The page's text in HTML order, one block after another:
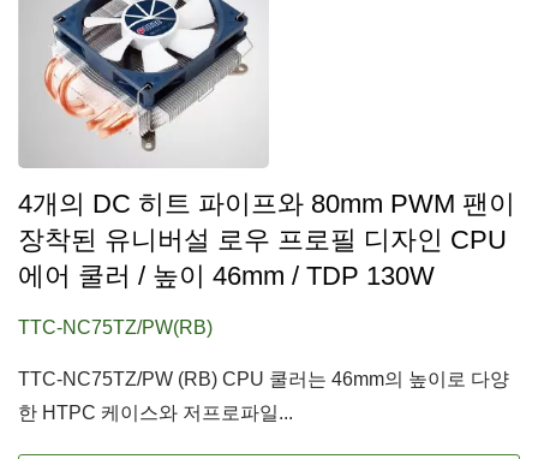
4개의 DC 히트 파이프와 80mm PWM 팬이
장착된 유니버설 로우 프로필 디자인 CPU
에어 쿨러 / 높이 46mm / TDP 130W
TTC-NC75TZ/PW(RB)
TTC-NC75TZ/PW (RB) CPU 쿨러는 46mm의 높이로 다양
한 HTPC 케이스와 저프로파일...